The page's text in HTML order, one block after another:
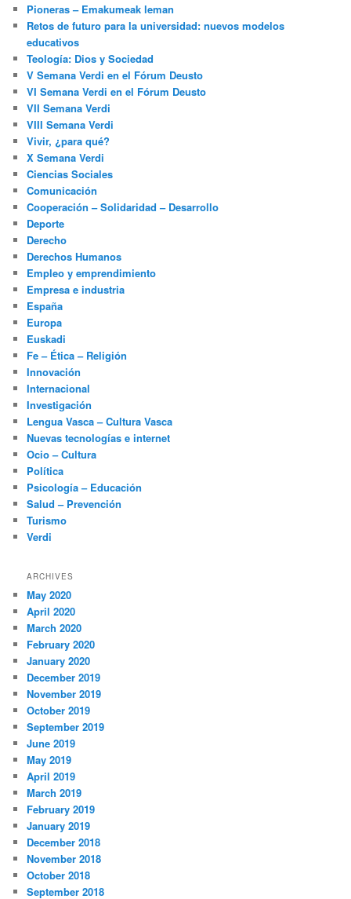
Pioneras – Emakumeak leman
Retos de futuro para la universidad: nuevos modelos
educativos
Teología: Dios y Sociedad
V Semana Verdi en el Fórum Deusto
VI Semana Verdi en el Fórum Deusto
VII Semana Verdi
VIII Semana Verdi
Vivir, ¿para qué?
X Semana Verdi
Ciencias Sociales
Comunicación
Cooperación – Solidaridad – Desarrollo
Deporte
Derecho
Derechos Humanos
Empleo y emprendimiento
Empresa e industria
España
Europa
Euskadi
Fe – Ética – Religión
Innovación
Internacional
Investigación
Lengua Vasca – Cultura Vasca
Nuevas tecnologías e internet
Ocio – Cultura
Política
Psicología – Educación
Salud – Prevención
Turismo
Verdi
ARCHIVES
May 2020
April 2020
March 2020
February 2020
January 2020
December 2019
November 2019
October 2019
September 2019
June 2019
May 2019
April 2019
March 2019
February 2019
January 2019
December 2018
November 2018
October 2018
September 2018